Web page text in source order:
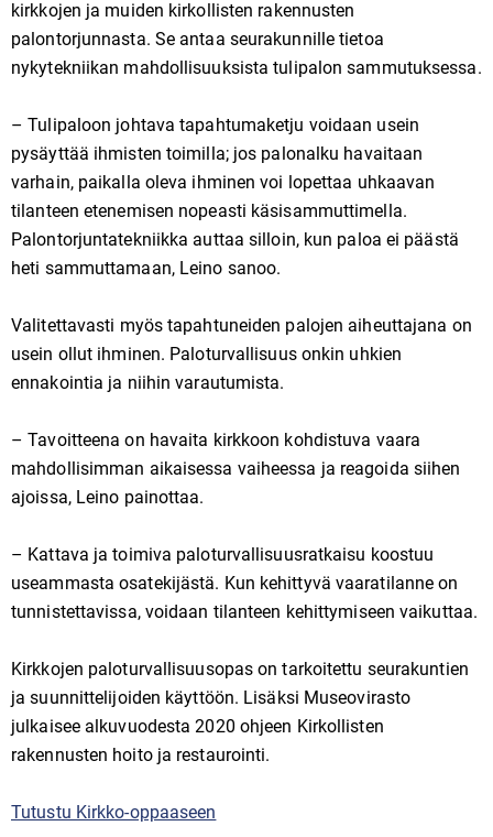
kirkkojen ja muiden kirkollisten rakennusten
palontorjunnasta. Se antaa seurakunnille tietoa
nykytekniikan mahdollisuuksista tulipalon sammutuksessa.
– Tulipaloon johtava tapahtumaketju voidaan usein
pysäyttää ihmisten toimilla; jos palonalku havaitaan
varhain, paikalla oleva ihminen voi lopettaa uhkaavan
tilanteen etenemisen nopeasti käsisammuttimella.
Palontorjuntatekniikka auttaa silloin, kun paloa ei päästä
heti sammuttamaan, Leino sanoo.
Valitettavasti myös tapahtuneiden palojen aiheuttajana on
usein ollut ihminen. Paloturvallisuus onkin uhkien
ennakointia ja niihin varautumista.
– Tavoitteena on havaita kirkkoon kohdistuva vaara
mahdollisimman aikaisessa vaiheessa ja reagoida siihen
ajoissa, Leino painottaa.
– Kattava ja toimiva paloturvallisuusratkaisu koostuu
useammasta osatekijästä. Kun kehittyvä vaaratilanne on
tunnistettavissa, voidaan tilanteen kehittymiseen vaikuttaa.
Kirkkojen paloturvallisuusopas on tarkoitettu seurakuntien
ja suunnittelijoiden käyttöön. Lisäksi Museovirasto
julkaisee alkuvuodesta 2020 ohjeen Kirkollisten
rakennusten hoito ja restaurointi.
Tutustu Kirkko-oppaaseen